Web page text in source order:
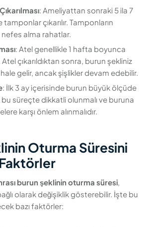
: Ameliyattan sonraki 5 ila 7
çıkarılır. Tamponların
nefes alma rahatlar.
: Atel genellikle 1 hafta boyunca
Atel çıkarıldıktan sonra, burun şekliniz
gelir, ancak şişlikler devam edebilir.
: İlk 3 ay içerisinde burun büyük ölçüde
süreçte dikkatli olunmalı ve buruna
karşı önlem alınmalıdır.
Oturma Süresini
burun şeklinin oturma süresi
olarak değişiklik gösterebilir. İşte bu
bazı faktörler: